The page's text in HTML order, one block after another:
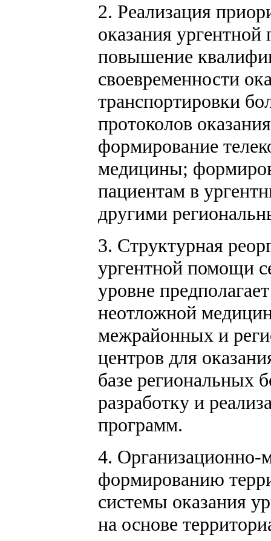
2. Реализация
оказания
повышение
своевременности
транспортировки
протоколов
формирование
медицины;
пациентам в
другими
3. Структурная
ургентной помощи
уровне
неотложной
межрайонных и
центров для
базе региональных
разработку и
программ.
4. Организационно-
формированию
системы оказания
на основе